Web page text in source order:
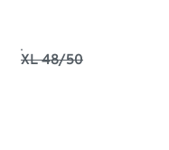
XL 48/50